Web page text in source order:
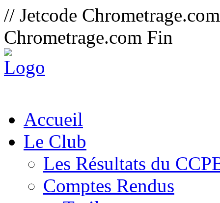
// Jetcode
Chrometrage.com Fin
Accueil
Le Club
Les Résultats du
Comptes Rendus